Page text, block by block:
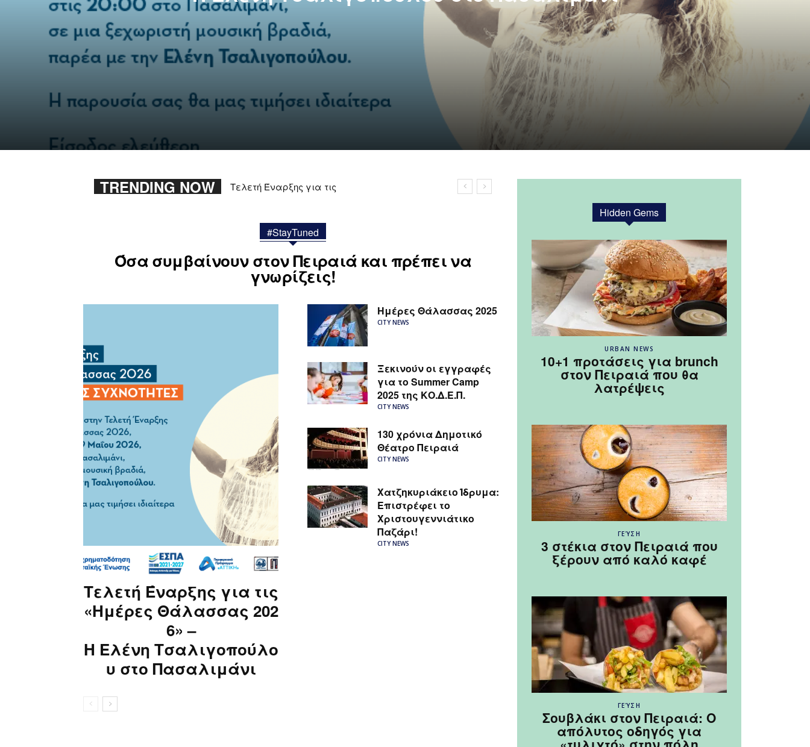
TRENDING NOW
Τελετή Έναρξης για τις
#StayTuned
Όσα συμβαίνουν στον Πειραιά και πρέπει να
γνωρίζεις!
Τελετή Έναρξης για τις
«Ημέρες Θάλασσας 202
6» –
H Ελένη Τσαλιγοπούλο
υ στο Πασαλιμάνι
Ημέρες Θάλασσας 2025
CITY NEWS
Ξεκινούν οι εγγραφές
για το Summer Camp
2025 της ΚΟ.Δ.Ε.Π.
CITY NEWS
130 χρόνια Δημοτικό
Θέατρο Πειραιά
CITY NEWS
Χατζηκυριάκειο Ίδρυμα:
Επιστρέφει το
Χριστουγεννιάτικο
Παζάρι!
CITY NEWS
Hidden Gems
URBAN NEWS
10+1 προτάσεις για brunch
στον Πειραιά που θα
λατρέψεις
ΓΕΎΣΗ
3 στέκια στον Πειραιά που
ξέρουν από καλό καφέ
ΓΕΎΣΗ
Σουβλάκι στον Πειραιά: Ο
απόλυτος οδηγός για